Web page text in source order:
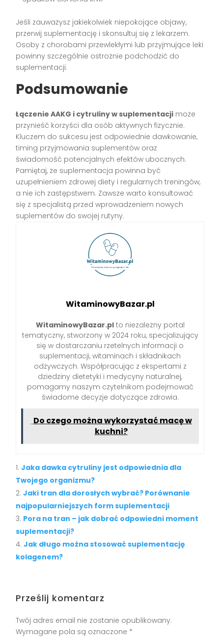
Jeśli zauważysz jakiekolwiek niepokojące objawy,
przerwij suplementację i skonsultuj się z lekarzem.
Osoby z chorobami przewlekłymi lub przyjmujące leki
powinny szczególnie ostrożnie podchodzić do
suplementacji.
Podsumowanie
Łączenie AAKG i cytruliny w suplementacji może
przynieść korzyści dla osób aktywnych fizycznie.
Kluczem do sukcesu jest odpowiednie dawkowanie,
timing przyjmowania suplementów oraz
świadomość potencjalnych efektów ubocznych.
Pamiętaj, że suplementacja powinna być
uzupełnieniem zdrowej diety i regularnych treningów,
a nie ich zastępstwem. Zawsze warto konsultować
się z specjalistą przed wprowadzeniem nowych
suplementów do swojej rutyny.
WitaminowyBazar.pl
WitaminowyBazar.plto niezależny portal
tematyczny, stworzony w 2024 roku, specjalizujący
się w dostarczaniu rzetelnych informacji o
suplementacji, witaminach i składnikach
odżywczych. Współpracując z ekspertami z
dziedziny dietetyki i medycyny naturalnej,
pomagamy naszym czytelnikom podejmować
świadome decyzje dotyczące zdrowia.
Do czego można wykorzystać macę w
kuchni?
Jaka dawka cytruliny jest odpowiednia dla
Twojego organizmu?
Jaki tran dla dorosłych wybrać? Porównanie
najpopularniejszych form suplementacji
Pora na tran – jak dobrać odpowiedni moment
suplementacji?
Jak długo można stosować suplementację
kolagenem?
Prześlij komentarz
Twój adres email nie zostanie opublikowany.
Wymagane pola są oznaczone *